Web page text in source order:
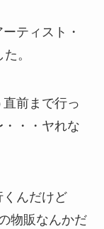
ティスト・
。
前まで行っ
・・ヤれな
くんだけど
物販なんかだ